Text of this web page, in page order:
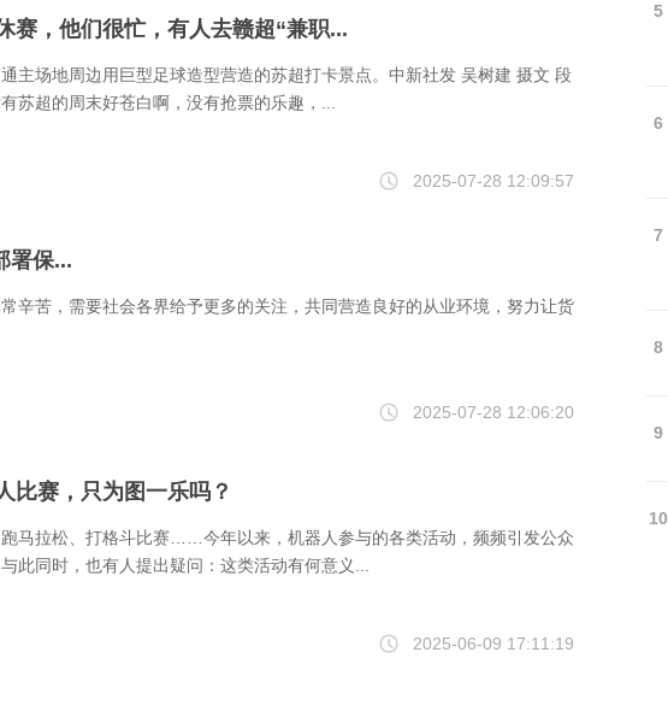
赛，他们很忙，有人去赣超“兼职...
主场地周边用巨型足球造型营造的苏超打卡景点。中新社发 吴树建 摄文 段
苏超的周末好苍白啊，没有抢票的乐趣，...
2025-07-28 12:09:57
署保...
辛苦，需要社会各界给予更多的关注，共同营造良好的从业环境，努力让货
2025-07-28 12:06:20
比赛，只为图一乐吗？
马拉松、打格斗比赛……今年以来，机器人参与的各类活动，频频引发公众
此同时，也有人提出疑问：这类活动有何意义...
2025-06-09 17:11:19
5
6
7
8
9
10